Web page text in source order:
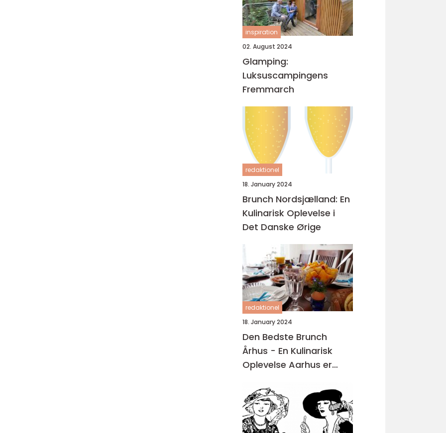
inspiration
02. August 2024
Glamping:
Luksuscampingens
Fremmarch
redaktionel
18. January 2024
Brunch Nordsjælland: En
Kulinarisk Oplevelse i
Det Danske Ørige
redaktionel
18. January 2024
Den Bedste Brunch
Århus - En Kulinarisk
Oplevelse Aarhus er
hvor der findes en bred
vifte af restauranter,
caféer og spisesteder